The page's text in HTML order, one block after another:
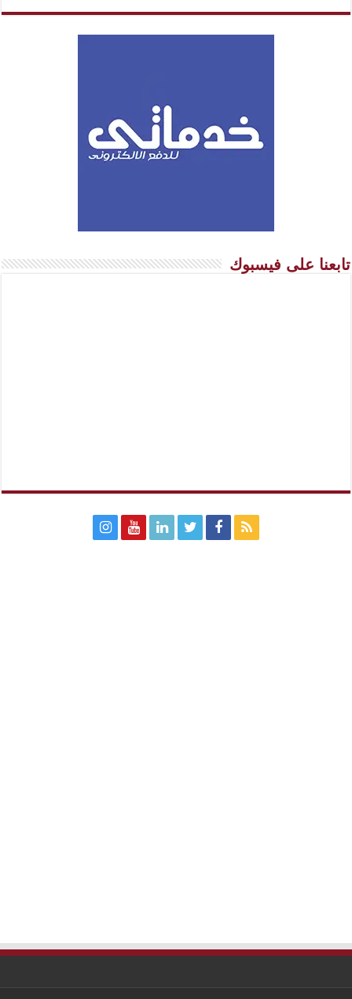
تابعنا على فيسبوك